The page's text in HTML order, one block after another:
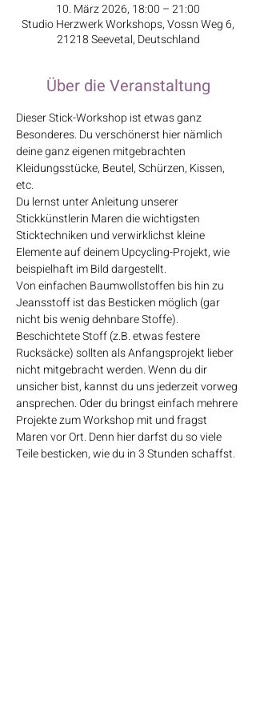
10. März 2026, 18:00 – 21:00
Studio Herzwerk Workshops, Vossn Weg 6,
21218 Seevetal, Deutschland
Über die Veranstaltung
Dieser Stick-Workshop ist etwas ganz
Besonderes. Du verschönerst hier nämlich
deine ganz eigenen mitgebrachten
Kleidungsstücke, Beutel, Schürzen, Kissen,
etc.
Du lernst unter Anleitung unserer
Stickkünstlerin Maren die wichtigsten
Sticktechniken und verwirklichst kleine
Elemente auf deinem Upcycling-Projekt, wie
beispielhaft im Bild dargestellt.
Von einfachen Baumwollstoffen bis hin zu
Jeansstoff ist das Besticken möglich (gar
nicht bis wenig dehnbare Stoffe).
Beschichtete Stoff (z.B. etwas festere
Rucksäcke) sollten als Anfangsprojekt lieber
nicht mitgebracht werden. Wenn du dir
unsicher bist, kannst du uns jederzeit vorweg
ansprechen. Oder du bringst einfach mehrere
Projekte zum Workshop mit und fragst
Maren vor Ort. Denn hier darfst du so viele
Teile besticken, wie du in 3 Stunden schaffst.